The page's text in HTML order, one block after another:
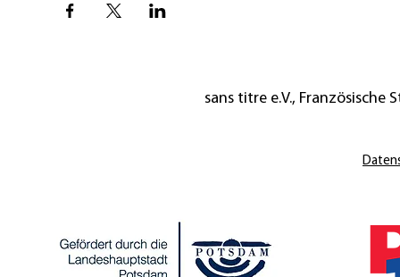
sans titre e.V., Französische